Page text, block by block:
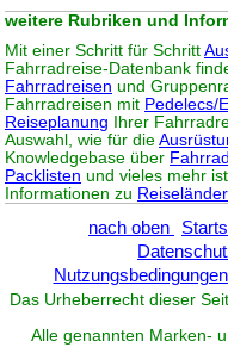
weitere Rubriken und
Mit einer Schritt für Schritt
Fahrradreise-Datenbank
Fahrradreisen und
Fahrradreisen mit Pedelecs/
Reiseplanung Ihrer
Auswahl, wie für die
Knowledgebase über
Packlisten und vieles mehr
Informationen zu Reiseländer
nach oben
Nutzungsbedingungen
Das Urheberrecht dieser
Alle genannten Marken-